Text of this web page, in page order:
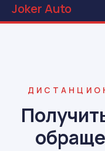
JokerAuto